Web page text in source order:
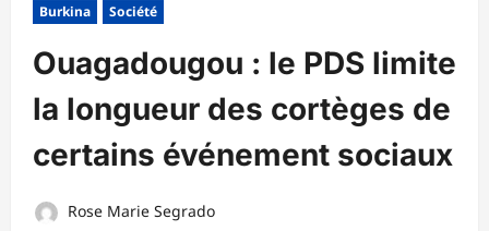
Burkina Société
Ouagadougou : le PDS limite
la longueur des cortèges de
certains événement sociaux
Rose Marie Segrado